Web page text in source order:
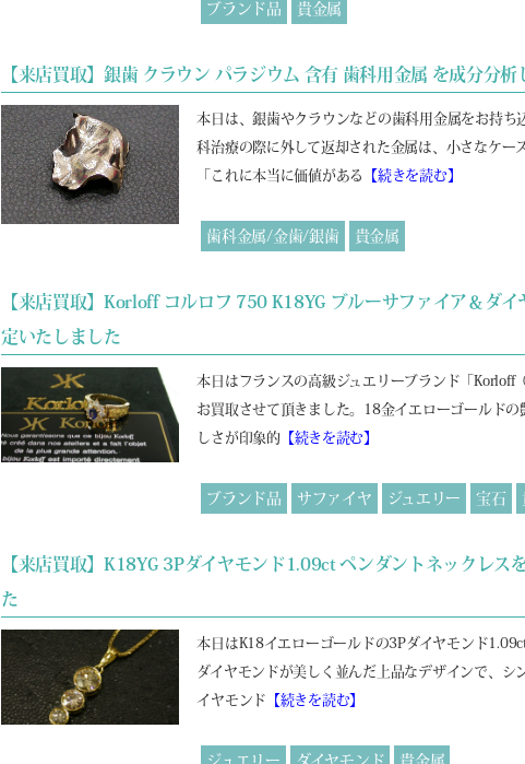
ブランド品 貴金属
【来店買取】銀歯 クラウン パラジウム 含有 歯科用金属 を成分分
本日は、銀歯やクラウンなどの歯科用金属をお持
科治療の際に外して返却された金属は、小さなケー
「これに本当に価値がある
【続きを読む】
歯科金属/金歯/銀歯 貴金属
【来店買取】Korloff コルロフ 750 K18YG ブルーサファイア＆ダ
定いたしました
本日はフランスの高級ジュエリーブランド「Korloff
お買取させて頂きました。18金イエローゴールド
しさが印象的【続きを読む】
ブランド品 サファイヤ ジュエリー 宝石
【来店買取】K18YG 3Pダイヤモンド1.09ct ペンダントネックレ
た
本日はK18イエローゴールドの3Pダイヤモンド
ダイヤモンドが美しく並んだ上品なデザインで、
イヤモンド 【続きを読む】